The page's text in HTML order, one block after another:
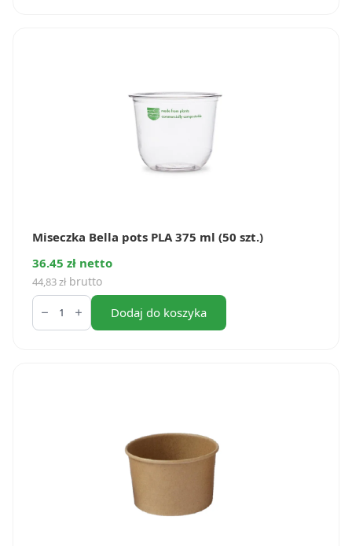
Miseczka Bella pots PLA 375 ml (50 szt.)
36.45 zł netto
44,83zł brutto
ilość
Miseczka
Bella
Dodaj do koszyka